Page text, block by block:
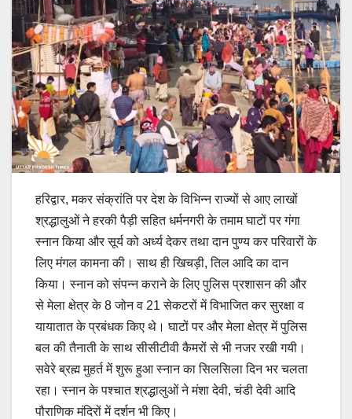
हरिद्वार, मकर संक्रांति पर देश के विभिन्न राज्यों से आए लाखों
श्रद्धालुओं ने हरकी पैड़ी सहित धर्मनगरी के तमाम घाटों पर गंगा
स्नान किया और सूर्य को अर्ध्य देकर तथा दान पुण्य कर परिवारों के
लिए मंगल कामना की। साथ ही खिचड़ी, तिल आदि का दान
किया। स्नान को संपन्न कराने के लिए पुलिस प्रशासन की और
से मेला क्षेत्र के 8 जोन व 21 सेकटरों में विभाजित कर सुरक्षा व
यायातात के प्रबंधक किए थे। घाटों पर और मेला क्षेत्र में पुलिस
बल की तैनाती के साथ सीसीटीवी कैमरों से भी नजर रखी गयी।
सवेरे ब्रह्म मुहर्त में शुरू हुआ स्नान का सिलसिला दिन भर चलता
रहा। स्नान के पश्चात श्रद्धालुओं ने मंशा देवी, चंडी देवी आदि
पौराणिक मंदिरों में दर्शन भी किए।